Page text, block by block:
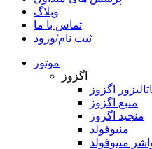
وبلاگ
تماس با ما
ثبت نام/ورود
موتور
اگزوز
اگزوز
منبع اگزوز
منجید اگزوز
منیوفولد
منیوفولد